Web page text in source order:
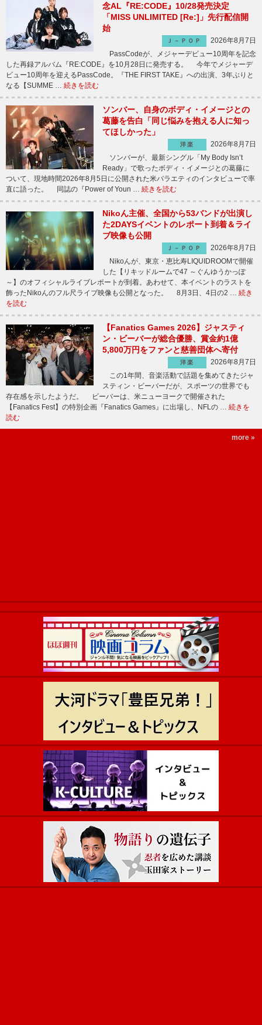
念AL『RE:CODE』10/28発売決定
「MISS UNLIMITED [Re:]」先行配信開
始
Ｊ－ＰＯＰ
2026年8月7日
PassCodeが、メジャーデビュー10周年を記念
した再録アルバム『RE:CODE』を10月28日に発売する。 今年でメジャーデ
ビュー10周年を迎えるPassCode。『THE FIRST TAKE』への出演、3年ぶりと
なる【SUMME … 続きを読む
ソンバー、自身のボディ・イメージとの
葛藤を告白「同じ悩みを抱える人に知っ
てほしかった」
洋楽
2026年8月7日
ソンバーが、最新シングル「My Body Isn’t
Ready」で歌ったボディ・イメージとの葛藤に
ついて、現地時間2026年8月5日に公開された米バラエティのインタビューで率
直に語った。 同誌の『Power of Youn … 続きを読む
Nikoん主催、全国から53バンドが出演し
た2DAYSイベントのレポート到着＆ライ
ブ映像も公開
Ｊ－ＰＯＰ
2026年8月7日
Nikoんが、東京・恵比寿LIQUIDROOMで開催
した【リキッドルームで47 ～ぐんゆうかっぽ
～】のオフィシャルライブレポートが到着。あわせて、本イベントのラストを
飾ったNikoんのフル尺ライブ映像も公開となった。 8月3日、4日の2 … 続き
を読む
【Fanatics Games 2026】ジャスティ
ン・ビーバーが総合優勝、賞金約1億
5,800万円をファンと慈善団体へ寄付
洋楽
2026年8月7日
この1年間、音楽活動で話題を集めてきたジャ
スティン・ビーバーだが、スポーツの世界でも
存在感を示したようだ。 ビーバーは、米ニューヨークで開催された
【Fanatics Fest】の特別企画『Fanatics Games』に出場し、NFLの … 続きを
読む
more »